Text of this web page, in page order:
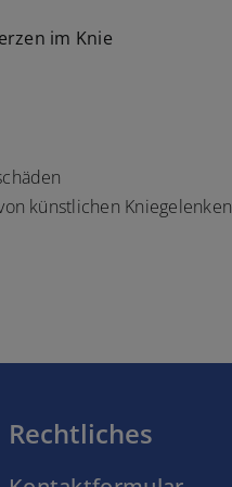
im Knie
künstlichen Kniegelenken
Rechtliches